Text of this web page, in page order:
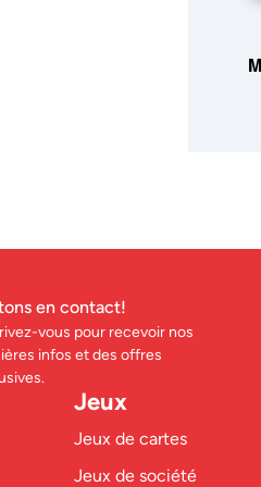
en contact!
vous pour recevoir nos
infos et des offres
Jeux
Jeux de cartes
Jeux de société